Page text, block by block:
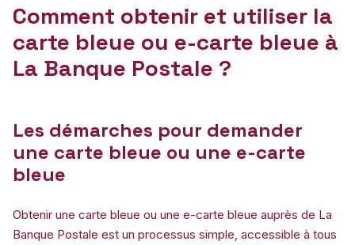
Comment obtenir et utiliser la
carte bleue ou e-carte bleue à
La Banque Postale ?
Les démarches pour demander
une carte bleue ou une e-carte
bleue
Obtenir une carte bleue ou une e-carte bleue auprès de La
Banque Postale est un processus simple, accessible à tous